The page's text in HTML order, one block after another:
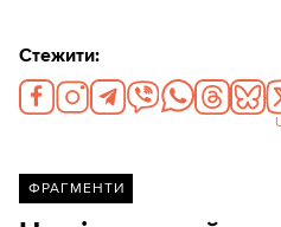
Стежити:
ФРАГМЕНТИ